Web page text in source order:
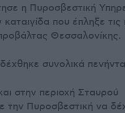
η Πυροσβεστική
που έπληξε τις
Θεσσαλονίκης.
συνολικά
στην περιοχή Σταυρού
την Πυροσβεστική να